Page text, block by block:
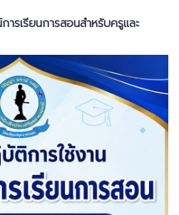
รเรียนการสอนสำหรับครูและ